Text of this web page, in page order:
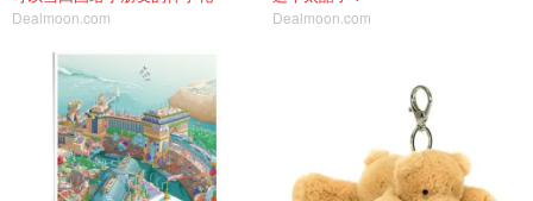
Dealmoon.com Dealmoon.com